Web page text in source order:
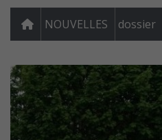
NOUVELLES dossier